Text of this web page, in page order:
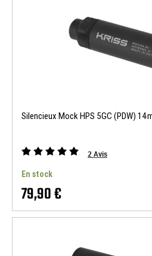
Silencieux Mock HPS 5GC (PDW)
2Avis
En stock
79,90 €